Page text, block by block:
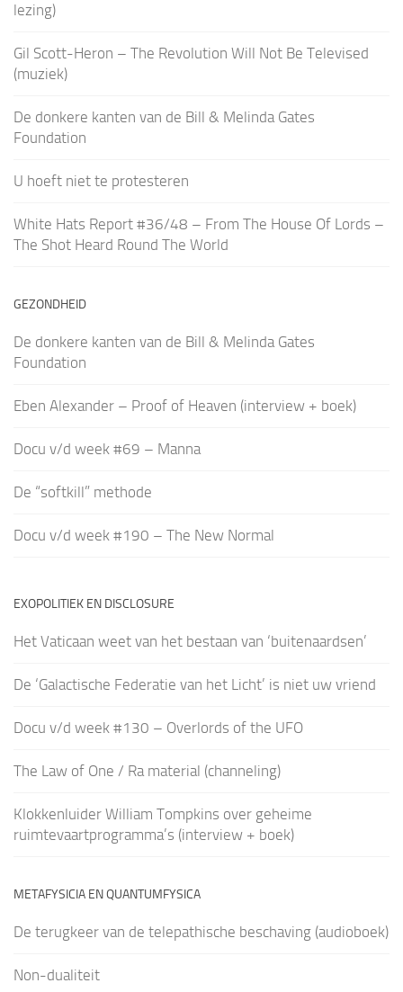
lezing)
Gil Scott-Heron – The Revolution Will Not Be Televised
(muziek)
De donkere kanten van de Bill & Melinda Gates
Foundation
U hoeft niet te protesteren
White Hats Report #36/48 – From The House Of Lords –
The Shot Heard Round The World
GEZONDHEID
De donkere kanten van de Bill & Melinda Gates
Foundation
Eben Alexander – Proof of Heaven (interview + boek)
Docu v/d week #69 – Manna
De “softkill” methode
Docu v/d week #190 – The New Normal
EXOPOLITIEK EN DISCLOSURE
Het Vaticaan weet van het bestaan van ‘buitenaardsen’
De ‘Galactische Federatie van het Licht’ is niet uw vriend
Docu v/d week #130 – Overlords of the UFO
The Law of One / Ra material (channeling)
Klokkenluider William Tompkins over geheime
ruimtevaartprogramma’s (interview + boek)
METAFYSICIA EN QUANTUMFYSICA
De terugkeer van de telepathische beschaving (audioboek)
Non-dualiteit